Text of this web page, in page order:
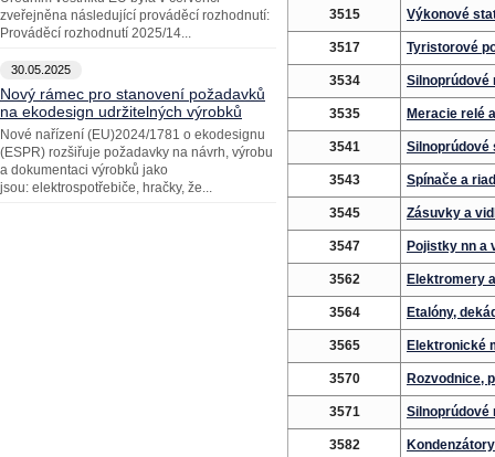
zveřejněna následující prováděcí rozhodnutí:
Prováděcí rozhodnutí 2025/14...
30.05.2025
Nový rámec pro stanovení požadavků
na ekodesign udržitelných výrobků
Nové nařízení (EU)2024/1781 o ekodesignu
(ESPR) rozšiřuje požadavky na návrh, výrobu
a dokumentaci výrobků jako
jsou: elektrospotřebiče, hračky, že...
3515 Výkonové
3517 Tyristorové
3534 Silnoprúdové
3535 Meracie relé
3541 Silnoprúdové
3543 Spínače a
3545 Zásuvky a
3547 Pojistky nn a
3562 Elektromery
3564 Etalóny,
3565 Elektronické
3570 Rozvodnice,
3571 Silnoprúdové
3582 Kondenzátory